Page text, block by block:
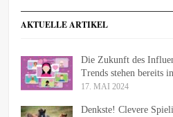
AKTUELLE ARTIKEL
Die Zukunft des
Trends stehen bereits
17. MAI 2024
Denkste! Clevere